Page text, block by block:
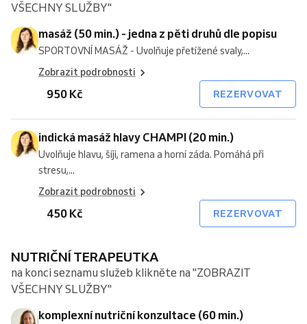
VŠECHNY SLUŽBY"
masáž (50 min.) - jedna z pěti druhů dle popisu
SPORTOVNÍ MASÁŽ - Uvolňuje přetížené svaly,...
Zobrazit podrobnosti
950 Kč REZERVOVAT
indická masáž hlavy CHAMPI (20 min.)
Uvolňuje hlavu, šíji, ramena a horní záda. Pomáhá při
stresu,...
Zobrazit podrobnosti
450 Kč REZERVOVAT
NUTRIČNÍ TERAPEUTKA
na konci seznamu služeb klikněte na "ZOBRAZIT
VŠECHNY SLUŽBY"
komplexní nutriční konzultace (60 min.)